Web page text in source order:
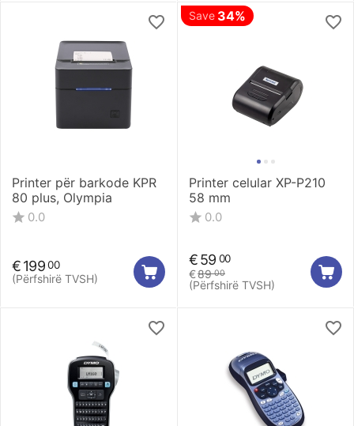
Printer për barkode KPR
80 plus, Olympia
0.0
€199 00
(Përfshirë TVSH)
Save 34%
Printer celular XP-P210
58 mm
0.0
€89 00
€59 00
(Përfshirë TVSH)